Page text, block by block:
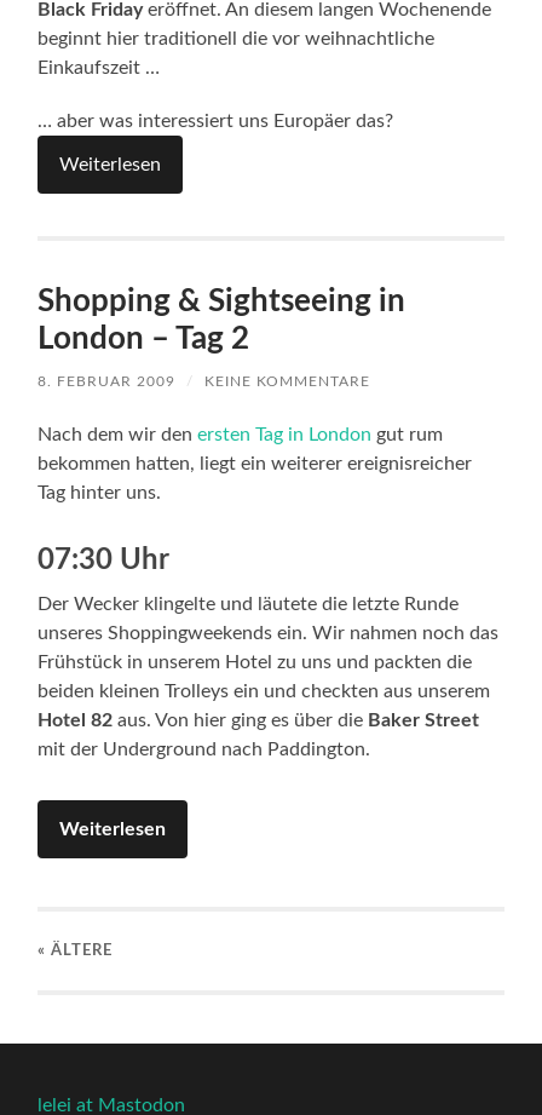
Black Fridayeröffnet. An diesem langen Wochenende
beginnt hier traditionell die vor weihnachtliche
Einkaufszeit …
… aber was interessiert uns Europäer das?
Weiterlesen
Shopping & Sightseeing in
London – Tag 2
8. FEBRUAR 2009 / KEINE KOMMENTARE
Nach dem wir denersten Tag in London gut rum
bekommen hatten, liegt ein weiterer ereignisreicher
Tag hinter uns.
07:30 Uhr
Der Wecker klingelte und läutete die letzte Runde
unseres Shoppingweekends ein. Wir nahmen noch das
Frühstück in unserem Hotel zu uns und packten die
beiden kleinen Trolleys ein und checkten aus unserem
Hotel 82 aus. Von hier ging es über die Baker Street
mit der Underground nach Paddington.
Weiterlesen
« ÄLTERE
lelei at Mastodon